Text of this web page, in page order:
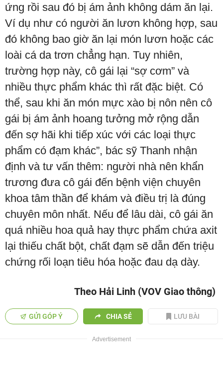
ứng rồi sau đó bị ám ảnh không dám ăn lại.
Ví dụ như có người ăn lươn không hợp, sau
đó không bao giờ ăn lại món lươn hoặc các
loài cá da trơn chẳng hạn. Tuy nhiên,
trường hợp này, cô gái lại “sợ cơm” và
nhiều thực phẩm khác thì rất đặc biệt. Có
thể, sau khi ăn món mực xào bị nôn nên cô
gái bị ám ảnh hoang tưởng mở rộng dẫn
đến sợ hãi khi tiếp xúc với các loại thực
phẩm có đạm khác”, bác sỹ Thanh nhận
định và tư vấn thêm: người nhà nên khẩn
trương đưa cô gái đến bệnh viện chuyên
khoa tâm thần để khám và điều trị là đúng
chuyên môn nhất. Nếu để lâu dài, cô gái ăn
quá nhiều hoa quả hay thực phẩm chứa axit
lại thiếu chất bột, chất đạm sẽ dẫn đến triệu
chứng rối loạn tiêu hóa hoặc đau dạ dày.
Theo Hải Linh (VOV Giao thông)
GỬI GÓP Ý CHIA SẺ LƯU BÀI